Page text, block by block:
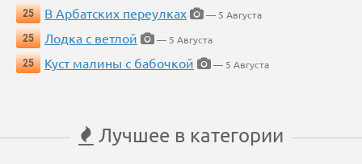
25
В Арбатских переулках
— 5 Августа
25
Лодка с ветлой
— 5 Августа
25
Куст малины с бабочкой — 5 Августа
Лучшее в категории